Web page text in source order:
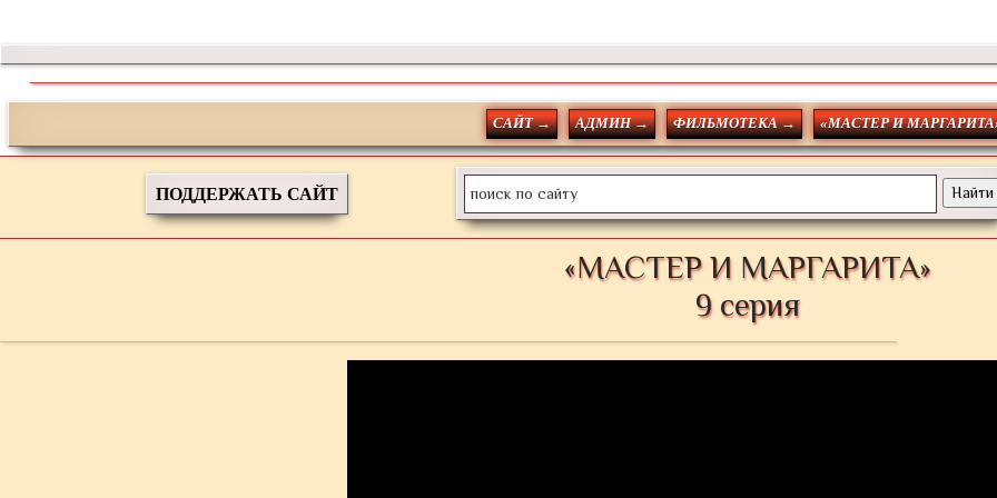
САЙТ → АДМИН → ФИЛЬМОТЕКА → «МАСТЕР И
ПОДДЕРЖАТЬ САЙТ
«МАСТЕР И МАРГАРИТА»
9 серия